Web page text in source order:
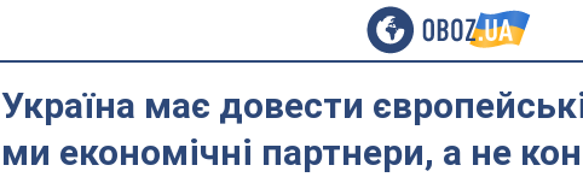
Україна має довести
ми економічні партнери, а не